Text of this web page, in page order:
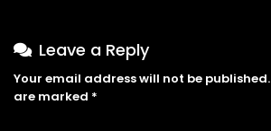
Leave a Reply
Your email address will not be published.
are marked *